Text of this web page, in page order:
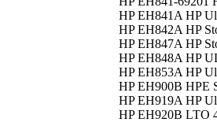
HP EH841A HP
HP EH842A HP
HP EH847A HP
HP EH848A HP
HP EH853A HP
HP EH900B HPE
HP EH919A HP
HP EH920B LTO